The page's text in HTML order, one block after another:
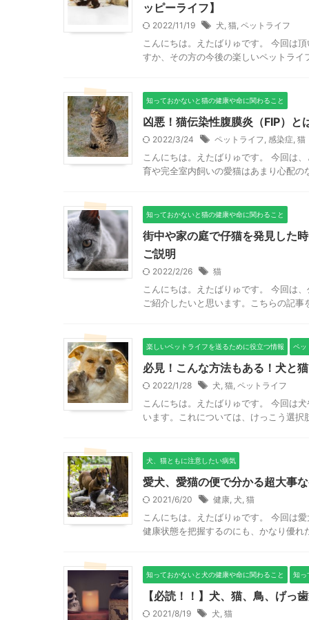
ッピーライフ】
2022/11/19 犬, 猫, ペットライフ
こんにちは。えたばりゅです。 今回は
すか、その方の今後の楽しいペットラ
知っておかないと猫の健康や命に関わること
凶悪！猫伝染性腹膜炎（FIP）と
2022/3/24 ペットライフ, 感染症, 猫
こんにちは。えたばりゅです。 今回は
育や完全室内飼いの愛猫はあまり心配
知っておかないと猫の健康や命に関わること
街中や家の庭で仔猫を発見した
ご説明
2022/2/26 猫
こんにちは。えたばりゅです。 今回は
ご紹介したいと思います。こちらの記
楽しいペットライフを送るために役立つ情報 ペッ
必見！こんな方法もある！犬と
2022/1/28 犬, 猫, ペットライフ
こんにちは。えたばりゅです。 今回は
います。これについては、けっこう選
犬、猫ともに注意したい病気
愛犬、愛猫の便で分かる超大事
2021/6/20 健康, 犬, 猫
こんにちは。えたばりゅです。 今回は
健康状態を把握するのにも、かなり優
知っておかないと犬の健康や命に関わること 知っ
【必読！！】犬、猫、鳥、げっ
2021/8/19 犬, 猫